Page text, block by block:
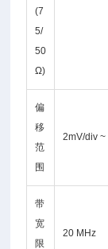
(7
5/
50
Ω)
偏
移
范
围
2mV/div
带
宽
限
20 MHz